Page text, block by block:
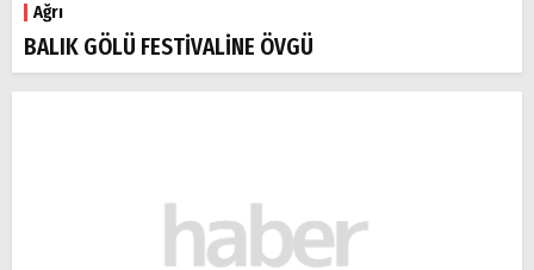
Ağrı
BALIK GÖLÜ FESTİVALİNE ÖVGÜ